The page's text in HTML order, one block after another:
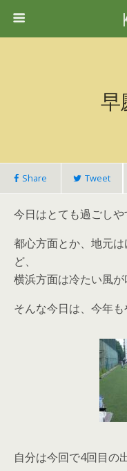
早
Share Tweet
今日はとても過ごしや
都心方面とか、地元
ど、
横浜方面は冷たい風が
そんな今日は、今年も
自分は今回で4回目の